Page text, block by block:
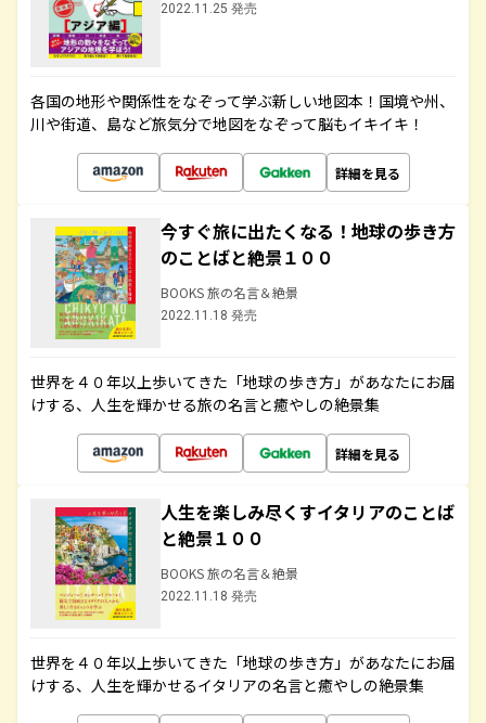
2022.11.25 発売
各国の地形や関係性をなぞって学ぶ新しい地図本！国境や州、
川や街道、島など旅気分で地図をなぞって脳もイキイキ！
詳細を見る
今すぐ旅に出たくなる！地球の歩き方
のことばと絶景１００
BOOKS 旅の名言＆絶景
2022.11.18 発売
世界を４０年以上歩いてきた「地球の歩き方」があなたにお届
けする、人生を輝かせる旅の名言と癒やしの絶景集
詳細を見る
人生を楽しみ尽くすイタリアのことば
と絶景１００
BOOKS 旅の名言＆絶景
2022.11.18 発売
世界を４０年以上歩いてきた「地球の歩き方」があなたにお届
けする、人生を輝かせるイタリアの名言と癒やしの絶景集